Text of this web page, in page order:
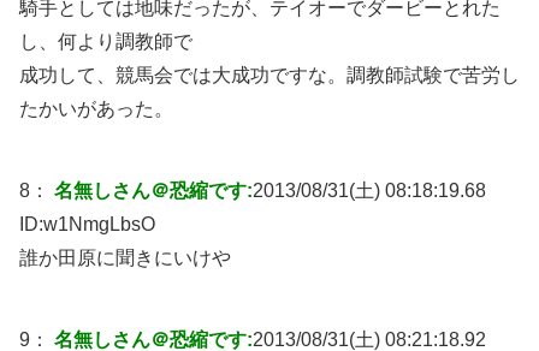
騎手としては地味だったが、テイオーでダービーとれた
し、何より調教師で
成功して、競馬会では大成功ですな。調教師試験で苦労し
たかいがあった。
8： 名無しさん＠恐縮です:2013/08/31(土) 08:18:19.68
ID:w1NmgLbsO
誰か田原に聞きにいけや
9： 名無しさん＠恐縮です:2013/08/31(土) 08:21:18.92